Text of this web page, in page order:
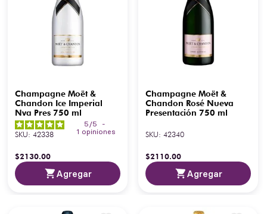
Champagne Moët &
Chandon Ice Imperial
Nva Pres 750 ml
5 /5
-
1 opiniones
SKU: 42338
$2130.00
Agregar
Champagne Moët &
Chandon Rosé Nueva
Presentación 750 ml
SKU: 42340
$2110.00
Agregar